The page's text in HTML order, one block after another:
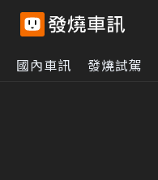
國內車訊 發燒試駕